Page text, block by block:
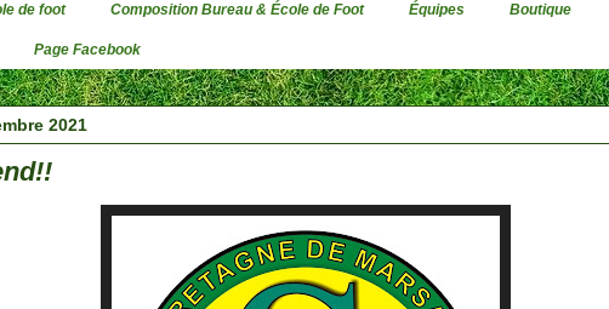
de foot Composition Bureau & École de Foot Équipes Boutique
Page Facebook
2021